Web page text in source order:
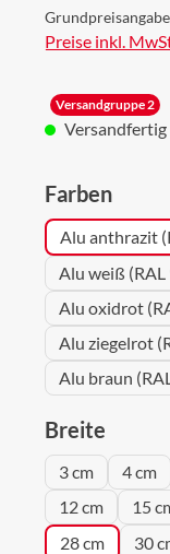
Preise inkl.
Versandgruppe 2
Versandfertig
Farben
Alu anthrazit
Alu weiß (RAL
Alu oxidrot
Alu ziegelrot
Alu braun
Breite
3 cm 4 cm
12 cm
15
28 cm
30